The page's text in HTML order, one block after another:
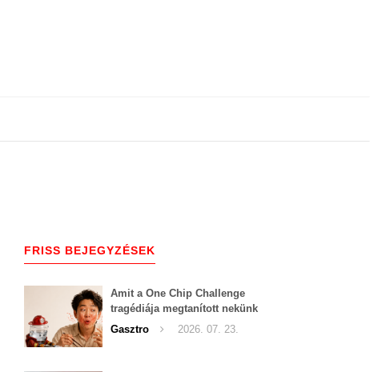
FRISS BEJEGYZÉSEK
Amit a One Chip Challenge
tragédiája megtanított nekünk
a csípős kihívásokról
Gasztro 2026. 07. 23.